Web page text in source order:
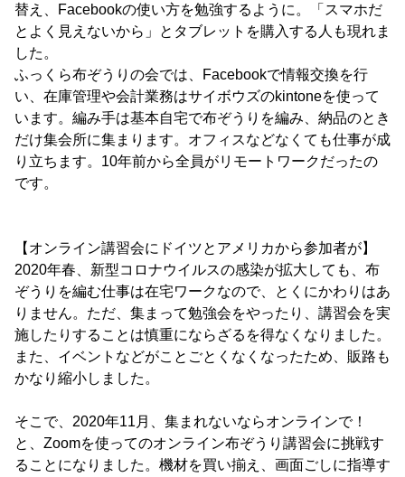
替え、Facebookの使い方を勉強するように。「スマホだ
とよく見えないから」とタブレットを購入する人も現れま
した。
ふっくら布ぞうりの会では、Facebookで情報交換を行
い、在庫管理や会計業務はサイボウズのkintoneを使って
います。編み手は基本自宅で布ぞうりを編み、納品のとき
だけ集会所に集まります。オフィスなどなくても仕事が成
り立ちます。10年前から全員がリモートワークだったの
です。
【オンライン講習会にドイツとアメリカから参加者が】
2020年春、新型コロナウイルスの感染が拡大しても、布
ぞうりを編む仕事は在宅ワークなので、とくにかわりはあ
りません。ただ、集まって勉強会をやったり、講習会を実
施したりすることは慎重にならざるを得なくなりました。
また、イベントなどがことごとくなくなったため、販路も
かなり縮小しました。
そこで、2020年11月、集まれないならオンラインで！
と、Zoomを使ってのオンライン布ぞうり講習会に挑戦す
ることになりました。機材を買い揃え、画面ごしに指導す